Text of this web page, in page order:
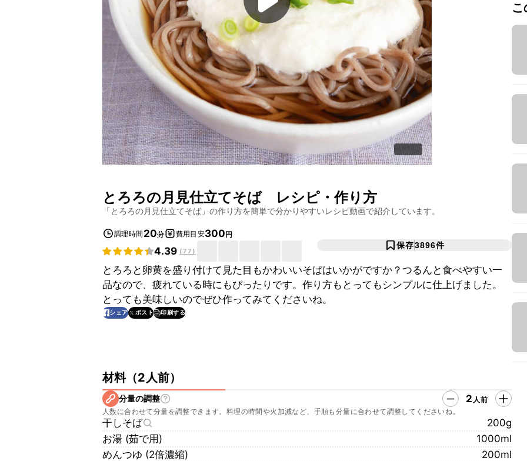
とろろの月見仕立てそばレシピ・作り方
「とろろの月見仕立てそば 」の作り方を簡単で分かりやすいレシピ動画で紹介しています。
調理時間 20分 費用目安300円
4.39 (77)
保存3896件
とろろと卵黄を盛り付けて見た目もかわいいそばはいかがですか？つるんと食べやすい一
品なので、疲れている時にもぴったりです。作り方もとってもシンプルに仕上げました。
とっても美味しいのでぜひ作ってみてくださいね。
シェア ポスト 印刷する
材料（2人前）
分量の調整 2 人前
人数に合わせて分量を調整できます。料理の時間や火加減など、手順も分量に合わせて調整してくださいね。
干しそば
200g
お湯 (茹で用)
1000ml
めんつゆ (2倍濃縮)
200ml